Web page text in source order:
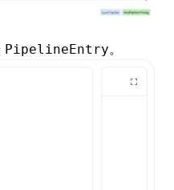
PipelineEntry。